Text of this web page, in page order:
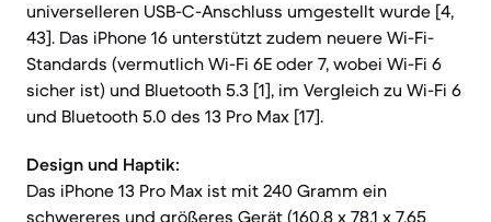
universelleren USB-C-Anschluss umgestellt wurde [4,
43]. Das iPhone 16 unterstützt zudem neuere Wi-Fi-
Standards (vermutlich Wi-Fi 6E oder 7, wobei Wi-Fi 6
sicher ist) und Bluetooth 5.3 [1], im Vergleich zu Wi-Fi 6
und Bluetooth 5.0 des 13 Pro Max [17].
Design und Haptik:
Das iPhone 13 Pro Max ist mit 240 Gramm ein
schwereres und größeres Gerät (160,8 x 78,1 x 7,65